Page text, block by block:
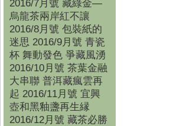
2016/7月號 藏綠金—
烏龍茶兩岸紅不讓
2016/8月號 包裝紙的
迷思 2016/9月號 青瓷
杯 舞動發色 爭藏風湧
2016/10月號 茶葉金融
大串聯 普洱藏瘋雲再
起 2016/11月號 宜興
壺和黑釉盞再生縁
2016/12月號 藏茶必勝